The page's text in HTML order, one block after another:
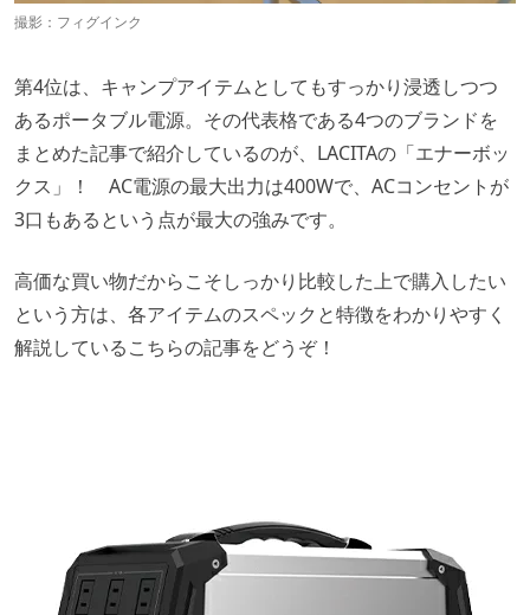
撮影：フィグインク
第4位は、キャンプアイテムとしてもすっかり浸透しつつ
あるポータブル電源。その代表格である4つのブランドを
まとめた記事で紹介しているのが、LACITAの「エナーボッ
クス」！ AC電源の最大出力は400Wで、ACコンセントが
3口もあるという点が最大の強みです。
高価な買い物だからこそしっかり比較した上で購入したい
という方は、各アイテムのスペックと特徴をわかりやすく
解説しているこちらの記事をどうぞ！